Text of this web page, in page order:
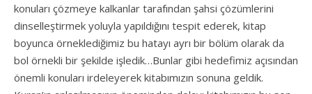
konuları çözmeye kalkanlar tarafından şahsi çözümlerini
dinselleştirmek yoluyla yapıldığını tespit ederek, kitap
boyunca örneklediğimiz bu hatayı ayrı bir bölüm olarak da
bol örnekli bir şekilde işledik…Bunlar gibi hedefimiz açısından
önemli konuları irdeleyerek kitabımızın sonuna geldik.